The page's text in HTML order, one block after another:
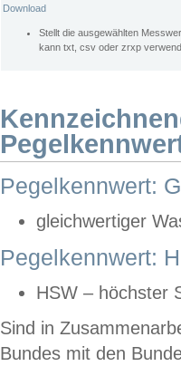
Download
Stellt die ausgewählten
kann txt, csv oder zrxp
Pegelkennwert:
gleichwertiger
Pegelkennwert:
HSW – höchster
Sind in
Bundes mit den